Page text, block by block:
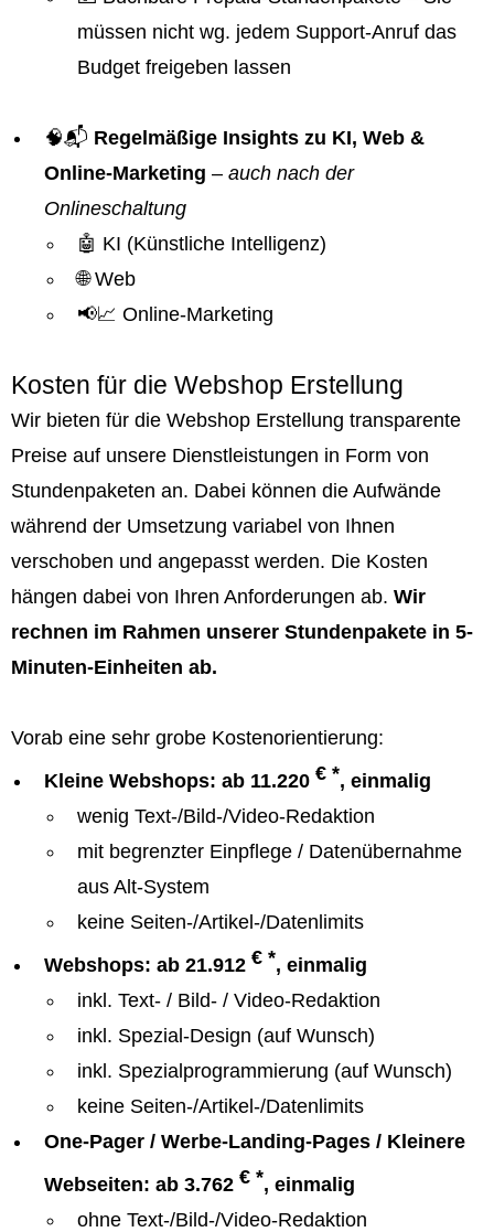
müssen nicht wg. jedem Support-Anruf das
Budget freigeben lassen
🧠📬 Regelmäßige Insights zu KI, Web &
Online-Marketing – auch nach der
Onlineschaltung
🤖 KI (Künstliche Intelligenz)
🌐 Web
📢📈 Online-Marketing
Kosten für die Webshop Erstellung
Wir bieten für die Webshop Erstellung transparente
Preise auf unsere Dienstleistungen in Form von
Stundenpaketen an. Dabei können die Aufwände
während der Umsetzung variabel von Ihnen
verschoben und angepasst werden. Die Kosten
hängen dabei von Ihren Anforderungen ab. Wir
rechnen im Rahmen unserer Stundenpakete in 5-
Minuten-Einheiten ab.
Vorab eine sehr grobe Kostenorientierung:
Kleine Webshops: ab 11.220 € *, einmalig
wenig Text-/Bild-/Video-Redaktion
mit begrenzter Einpflege / Datenübernahme
aus Alt-System
keine Seiten-/Artikel-/Datenlimits
Webshops: ab 21.912 € *, einmalig
inkl. Text- / Bild- / Video-Redaktion
inkl. Spezial-Design (auf Wunsch)
inkl. Spezialprogrammierung (auf Wunsch)
keine Seiten-/Artikel-/Datenlimits
One-Pager / Werbe-Landing-Pages / Kleinere
Webseiten: ab 3.762 € *, einmalig
ohne Text-/Bild-/Video-Redaktion